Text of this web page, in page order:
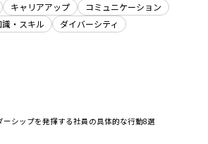
キャリアアップ
コミュニケーション
・スキル ダイバーシティ
ーシップを発揮する社員の具体的な行動8選